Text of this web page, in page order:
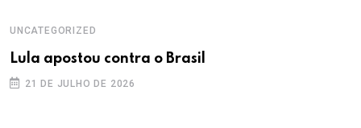
UNCATEGORIZED
Lula apostou contra o Brasil
21 DE JULHO DE 2026